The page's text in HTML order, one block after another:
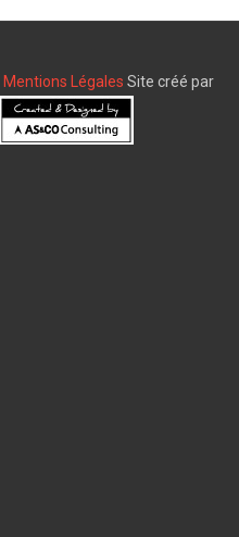
Mentions Légales Site créé par